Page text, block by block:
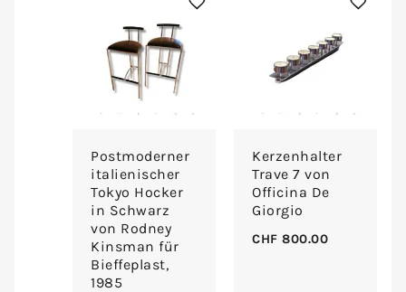
Postmoderner
italienischer
Tokyo Hocker
in Schwarz
von Rodney
Kinsman für
Bieffeplast,
1985
Kerzenhalter
Trave 7 von
Officina De
Giorgio
CHF 800.00